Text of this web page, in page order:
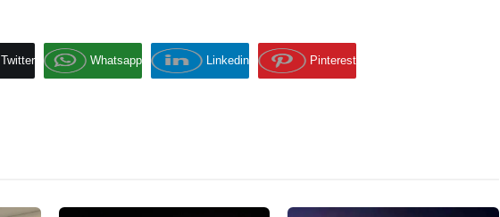
Twitter Whatsapp Linkedin Pinterest